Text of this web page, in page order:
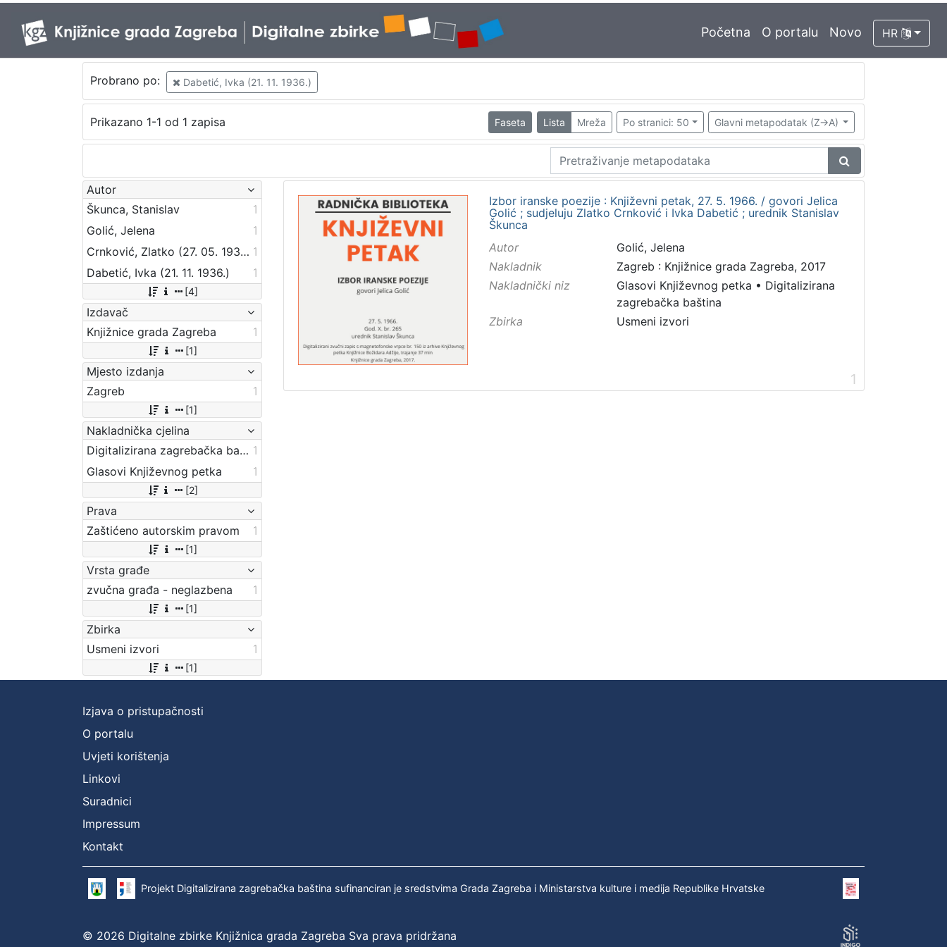
Početna O portalu Novo HR
Probrano po: Dabetić, Ivka (21. 11. 1936.)
Prikazano 1-1 od 1 zapisa Faseta Lista Mreža Po stranici: 50 Glavni metapodatak (Z->A)
Autor
Škunca, Stanislav
1
Golić, Jelena
1
Crnković, Zlatko (27. 05. 1936. – 14. 02. 2012.) 1
Dabetić, Ivka (21. 11. 1936.)
1
[4]
Izdavač
Knjižnice grada Zagreba
1
[1]
Mjesto izdanja
Zagreb
1
[1]
Nakladnička cjelina
Digitalizirana zagrebačka baština 1
Glasovi Književnog petka
1
[2]
Prava
Zaštićeno autorskim pravom
1
[1]
Vrsta građe
zvučna građa - neglazbena
1
[1]
Zbirka
Usmeni izvori
1
[1]
Izbor iranske poezije : Književni petak, 27. 5. 1966. / govori Jelica
Golić ; sudjeluju Zlatko Crnković i Ivka Dabetić ; urednik Stanislav
Škunca
Autor
Golić, Jelena
Nakladnik
Zagreb : Knjižnice grada Zagreba, 2017
Nakladnički niz
Glasovi Književnog petka • Digitalizirana
zagrebačka baština
Zbirka
Usmeni izvori
1
Izjava o pristupačnosti
O portalu
Uvjeti korištenja
Linkovi
Suradnici
Impressum
Kontakt
Projekt Digitalizirana zagrebačka baština sufinanciran je sredstvima Grada Zagreba i Ministarstva kulture i medija Republike Hrvatske
© 2026 Digitalne zbirke Knjižnica grada Zagreba Sva prava pridržana